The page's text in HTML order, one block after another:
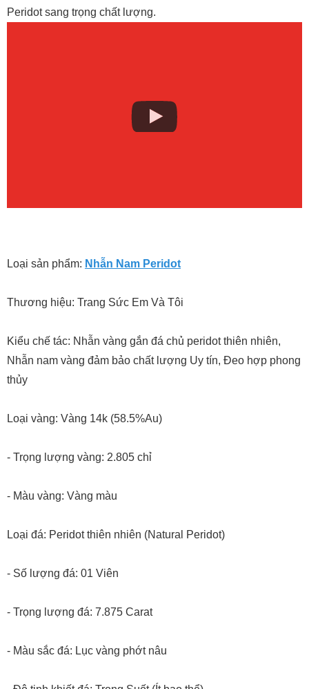
Peridot sang trọng chất lượng.
Loại sản phẩm: Nhẫn Nam Peridot
Thương hiệu: Trang Sức Em Và Tôi
Kiểu chế tác: Nhẫn vàng gắn đá chủ peridot thiên nhiên,
Nhẫn nam vàng đảm bảo chất lượng Uy tín, Đeo hợp phong
thủy
Loại vàng: Vàng 14k (58.5%Au)
- Trọng lượng vàng: 2.805 chỉ
- Màu vàng: Vàng màu
Loại đá: Peridot thiên nhiên (Natural Peridot)
- Số lượng đá: 01 Viên
- Trọng lượng đá: 7.875 Carat
- Màu sắc đá: Lục vàng phớt nâu